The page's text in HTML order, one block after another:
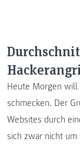
Heute Morgen will
schmecken. Der
Websites durch
sich zwar nicht